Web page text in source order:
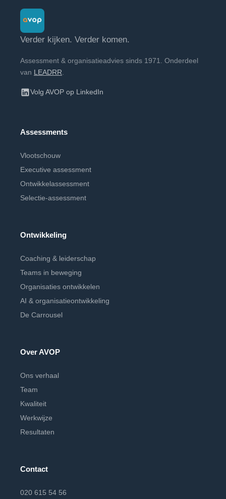
Verder kijken. Verder komen.
Assessment & organisatieadvies sinds 1971. Onderdeel
van LEADRR
Volg AVOP op LinkedIn
Assessments
Vlootschouw
Executive assessment
Ontwikkelassessment
Selectie-assessment
Ontwikkeling
Coaching & leiderschap
Teams in beweging
Organisaties ontwikkelen
AI & organisatieontwikkeling
De Carrousel
Over AVOP
Ons verhaal
Team
Kwaliteit
Werkwijze
Resultaten
Contact
020 615 54 56